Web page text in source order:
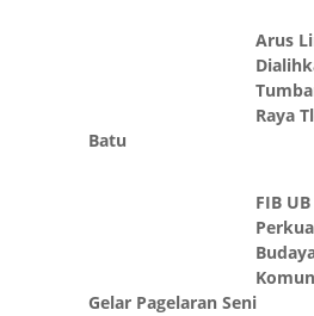
Arus
Raya
Batu
FIB
Gelar Pagelaran Seni